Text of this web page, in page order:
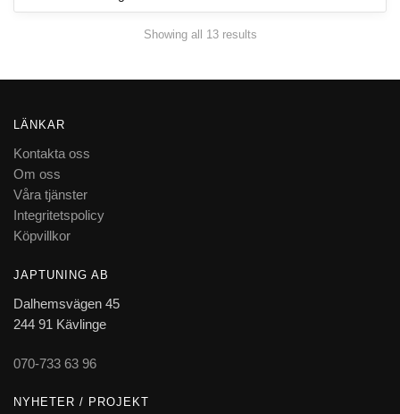
Showing all 13 results
LÄNKAR
Kontakta oss
Om oss
Våra tjänster
Integritetspolicy
Köpvillkor
JAPTUNING AB
Dalhemsvägen 45
244 91 Kävlinge
070-733 63 96
NYHETER / PROJEKT